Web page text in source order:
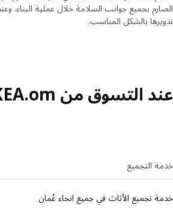
الصارم بجميع جوانب السلامة خلال عملية البناء.
تدويرها بالشكل المناسب.
عند التسوق من IKEA.om
خدمة التجميع
خدمة تجميع الأثاث في جميع انحاء عُمان